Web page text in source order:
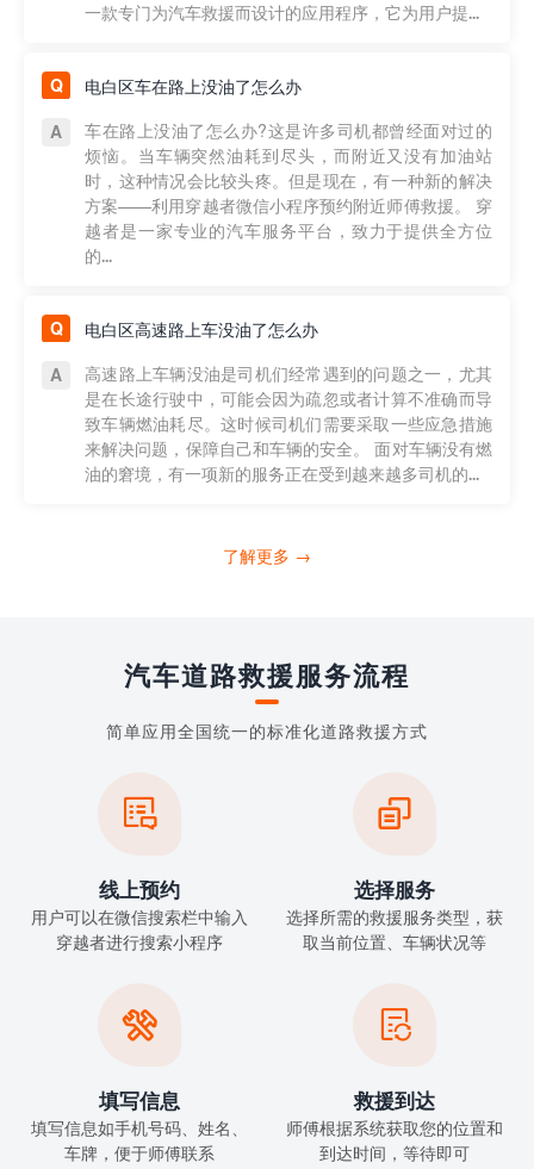
一款专门为汽车救援而设计的应用程序，它为用户提...
电白区车在路上没油了怎么办
车在路上没油了怎么办?这是许多司机都曾经面对过的
烦恼。当车辆突然油耗到尽头，而附近又没有加油站
时，这种情况会比较头疼。但是现在，有一种新的解决
方案——利用穿越者微信小程序预约附近师傅救援。 穿
越者是一家专业的汽车服务平台，致力于提供全方位
的...
电白区高速路上车没油了怎么办
高速路上车辆没油是司机们经常遇到的问题之一，尤其
是在长途行驶中，可能会因为疏忽或者计算不准确而导
致车辆燃油耗尽。这时候司机们需要采取一些应急措施
来解决问题，保障自己和车辆的安全。 面对车辆没有燃
油的窘境，有一项新的服务正在受到越来越多司机的...
了解更多 →
汽车道路救援服务流程
简单应用全国统一的标准化道路救援方式

线上预约
用户可以在微信搜索栏中输入
穿越者进行搜索小程序

选择服务
选择所需的救援服务类型，获
取当前位置、车辆状况等

填写信息
填写信息如手机号码、姓名、
车牌，便于师傅联系

救援到达
师傅根据系统获取您的位置和
到达时间，等待即可